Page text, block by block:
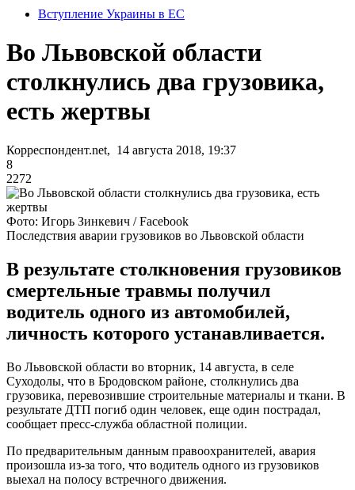
Вступление Украины в ЕС
Во Львовской области
столкнулись два грузовика,
есть жертвы
Корреспондент.net, 14 августа 2018, 19:37
8
2272
Фото: Игорь Зинкевич / Facebook
Последствия аварии грузовиков во Львовской области
В результате столкновения грузовиков
смертельные травмы получил
водитель одного из автомобилей,
личность которого устанавливается.
Во Львовской области во вторник, 14 августа, в селе
Суходолы, что в Бродовском районе, столкнулись два
грузовика, перевозившие строительные материалы и ткани. В
результате ДТП погиб один человек, еще один пострадал,
сообщает пресс-служба областной полиции.
По предварительным данным правоохранителей, авария
произошла из-за того, что водитель одного из грузовиков
выехал на полосу встречного движения.